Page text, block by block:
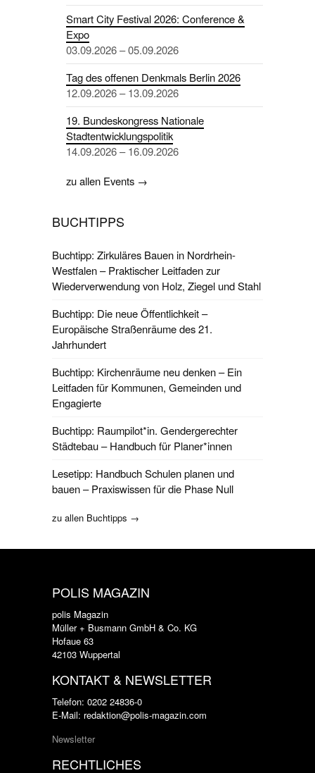
Smart City Festival 2026: Conference &
Expo
03.09.2026 – 05.09.2026
Tag des offenen Denkmals Berlin 2026
12.09.2026 – 13.09.2026
19. Bundeskongress Nationale
Stadtentwicklungspolitik
14.09.2026 – 16.09.2026
zu allen Events →
BUCHTIPPS
Buchtipp: Zirkuläres Bauen in Nordrhein-
Westfalen – Praktischer Leitfaden zur
Wiederverwendung von Holz, Ziegel und Stahl
Buchtipp: Die neue Öffentlichkeit –
Europäische Straßenräume des 21.
Jahrhundert
Buchtipp: Kirchenräume neu denken – Ein
Leitfaden für Kommunen, Gemeinden und
Engagierte
Buchtipp: Raumpilot*in. Gendergerechter
Städtebau – Handbuch für Planer*innen
Lesetipp: Handbuch Schulen planen und
bauen – Praxiswissen für die Phase Null
zu allen Buchtipps →
POLIS MAGAZIN
polis Magazin
Müller + Busmann GmbH & Co. KG
Hofaue 63
42103 Wuppertal
KONTAKT & NEWSLETTER
Telefon: 0202 24836-0
E-Mail: redaktion@polis-magazin.com
Newsletter
RECHTLICHES